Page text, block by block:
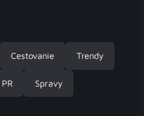
Cestovanie Trendy
PR Spravy